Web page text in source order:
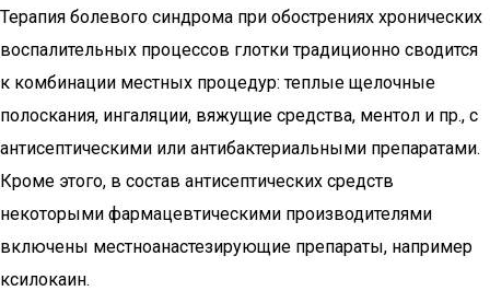
Терапия болевого синдрома при обострениях хронических
воспалительных процессов глотки традиционно сводится
к комбинации местных процедур: теплые щелочные
полоскания, ингаляции, вяжущие средства, ментол и пр., с
антисептическими или антибактериальными препаратами.
Кроме этого, в состав антисептических средств
некоторыми фармацевтическими производителями
включены местноанастезирующие препараты, например
ксилокаин.